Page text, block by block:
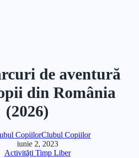
de aventură
din România
(2026)
Clubul Copiilor
iunie 2, 2023
Activități Timp Liber